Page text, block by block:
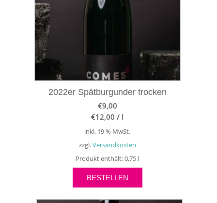
2022er Spätburgunder trocken
€9,00
€12,00 / l
inkl. 19 % MwSt.
zzgl.Versandkosten
Produkt enthält: 0,75 l
BESTELLEN